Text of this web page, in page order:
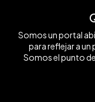
Somos un portal
para reflejar a un
Somos el punto